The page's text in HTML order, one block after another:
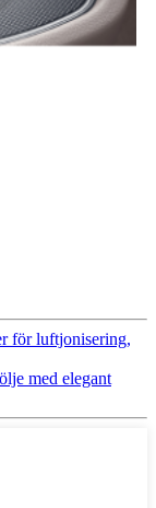
för luftjonisering,
med elegant